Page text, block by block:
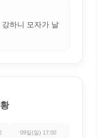
하니 모자가 날
09일(일) 17:00